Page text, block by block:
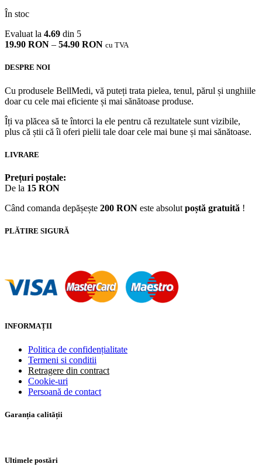
În stoc
Evaluat la 4.69 din 5
19.90 RON – 54.90 RON cu TVA
DESPRE NOI
Cu produsele BellMedi, vă puteți trata pielea, tenul, părul și unghiile
doar cu cele mai eficiente și mai sănătoase produse.
Îți va plăcea să te întorci la ele pentru că rezultatele sunt vizibile,
plus că știi că îi oferi pielii tale doar cele mai bune și mai sănătoase.
LIVRARE
Prețuri poștale:
De la 15 RON
Când comanda depășește 200 RON este absolut poștă gratuită !
PLĂTIRE SIGURĂ
INFORMAȚII
Politica de confidențialitate
Termeni si conditii
Retragere din contract
Cookie-uri
Persoană de contact
Garanția calității
Ultimele postări